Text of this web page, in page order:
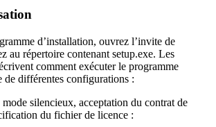
d’installation, ouvrez l’invite de
au répertoire contenant setup.exe. Les
comment exécuter le programme
de différentes configurations :
silencieux, acceptation du contrat de
du fichier de licence :